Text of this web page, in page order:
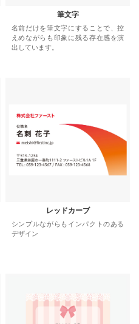
筆文字
名前だけを筆文字にすることで、控
えめながらも印象に残る存在感を演
出しています。
レッドカーブ
シンプルながらもインパクトのある
デザイン